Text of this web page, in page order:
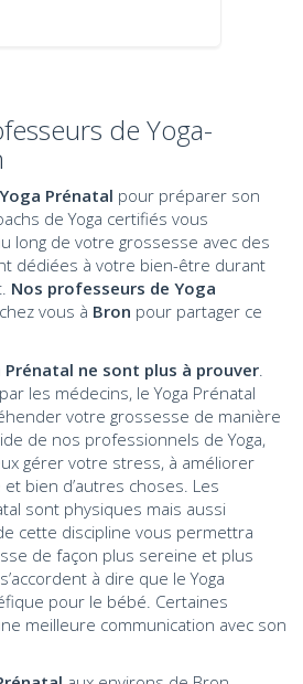
de Yoga-
Yoga Prénatal pour préparer son
de Yoga certifiés vous
long de votre grossesse avec des
dédiées à votre bien-être durant
Nos professeurs de Yoga
vous à Bron pour partager ce
ne sont plus à prouver
les médecins, le Yoga Prénatal
votre grossesse de manière
de nos professionnels de Yoga,
gérer votre stress, à améliorer
bien d’autres choses. Les
sont physiques mais aussi
cette discipline vous permettra
de façon plus sereine et plus
à dire que le Yoga
pour le bébé. Certaines
meilleure communication avec son